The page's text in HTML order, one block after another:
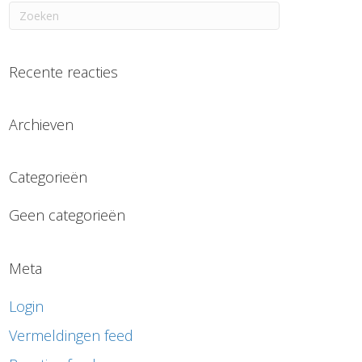
Recente reacties
Archieven
Categorieën
Geen categorieën
Meta
Login
Vermeldingen feed